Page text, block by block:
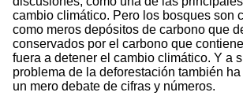
cambio climático. Pero los bosques son
como meros depósitos de carbono que
conservados por el carbono que
fuera a detener el cambio climático. Y a
problema de la deforestación también
un mero debate de cifras y números.